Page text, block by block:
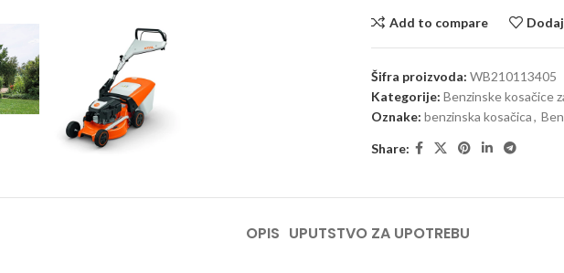
Add to compare
Šifra proizvoda: WB210113405
Kategorije: Benzinske kosačice
Oznake: benzinska kosačica,
Share:
OPIS UPUTSTVO ZA UPOTREBU